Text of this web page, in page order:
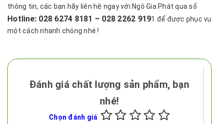
thông tin, các bạn hãy liên hệ ngay với Ngô Gia Phát qua số
Hotline: 028 6274 8181 – 028 2262 9191 để được phục vụ
một cách nhanh chóng nhé !
Đánh giá chất lượng sản phẩm, bạn
nhé!
Chọn đánh giá